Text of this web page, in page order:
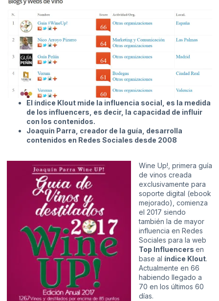
El índice Klout mide la influencia social, es la medida
de los influencers, es decir, la capacidad de influir
con los contenidos.
Joaquín Parra, creador de la guía, desarrolla
contenidos en Redes Sociales desde 2008
Wine Up!, primera guía
de vinos creada
exclusivamente para
soporte digital (ebook
mejorado), comienza
el 2017 siendo
también la de mayor
influencia en Redes
Sociales para la web
Top Influencers en
base al índice Klout.
Actualmente en 66
habiendo llegado a
70 en los últimos 60
días.